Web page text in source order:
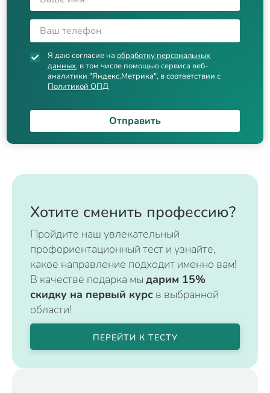
Я даю согласие наобработку персональных
данных, в том числе помощью сервиса веб-
аналитики "Яндекс.Метрика", в соответствии с
Политикой ОПД
Отправить
Хотите сменить профессию?
Пройдите наш увлекательный
профориентационный тест и узнайте,
какое направление подходит именно вам!
В качестве подарка мы дарим 15%
скидку на первый курс в выбранной
области!
ПЕРЕЙТИ К ТЕСТУ